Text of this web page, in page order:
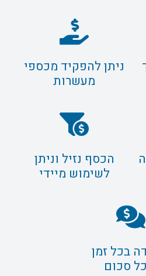
ניתן להפקיד מכספי
מעשרות
הכסף נזיל וניתן
לשימוש מיידי
בכל זמן
סכום